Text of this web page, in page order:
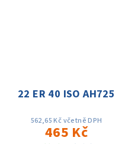
22 ER 40 ISO AH725
562,65 Kč včetně DPH
465 Kč